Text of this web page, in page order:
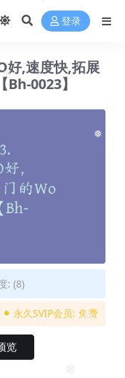
❅
❅ 登录
好,速度快,拓展
0023】
: (8)
永久SVIP会员: 免费
览